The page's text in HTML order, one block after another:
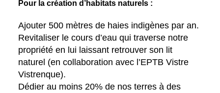
Pour la création d’habitats naturels :
Ajouter 500 mètres de haies indigènes par an.
Revitaliser le cours d’eau qui traverse notre
propriété en lui laissant retrouver son lit
naturel (en collaboration avec l’EPTB Vistre
Vistrenque).
Dédier au moins 20% de nos terres à des